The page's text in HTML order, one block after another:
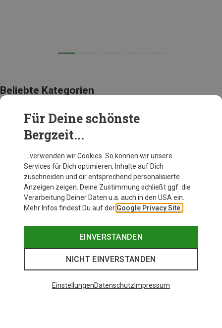
Beliebte Kategorien
GRAVEL BEKLEIDUNG
Für Deine schönste
Bergzeit...
… verwenden wir Cookies. So können wir unsere
Services für Dich optimieren, Inhalte auf Dich
zuschneiden und dir entsprechend personalisierte
Anzeigen zeigen. Deine Zustimmung schließt ggf. die
Verarbeitung Deiner Daten u.a. auch in den USA ein.
Mehr Infos findest Du auf der Google Privacy Site.
EINVERSTANDEN
NICHT EINVERSTANDEN
EinstellungenDatenschutz Impressum